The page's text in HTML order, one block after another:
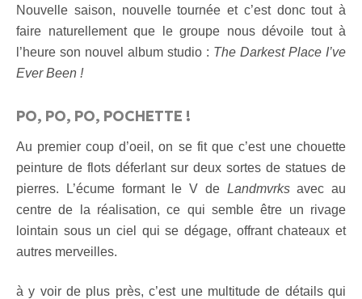
Nouvelle saison, nouvelle tournée et c’est donc tout à
faire naturellement que le groupe nous dévoile tout à
l’heure son nouvel album studio : The Darkest Place I’ve
Ever Been !
PO, PO, PO, POCHETTE !
Au premier coup d’oeil, on se fit que c’est une chouette
peinture de flots déferlant sur deux sortes de statues de
pierres. L’écume formant le V de Landmvrksavec au
centre de la réalisation, ce qui semble être un rivage
lointain sous un ciel qui se dégage, offrant chateaux et
autres merveilles.
à y voir de plus près, c’est une multitude de détails qui